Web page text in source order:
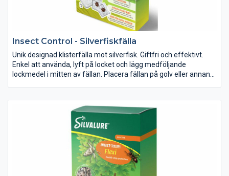
Insect Control - Silverfiskfälla
Unik designad klisterfälla mot silverfisk. Giftfri och effektivt.
Enkel att använda, lyft på locket och lägg medföljande
lockmedel i mitten av fällan. Placera fällan på golv eller annan
i fällan kan den inte komma ut och fastnar i limmet. Fällan är
helt sluten vilket försvårar för barn och husdjur att komma i
kontakt med klistret. Genom sin design har fällan lång livslängd